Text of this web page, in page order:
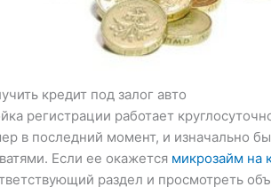
кредит под залог авто
регистрации работает
в последний момент, и изначально
Если ее окажется микрозайм на
раздел и просмотреть